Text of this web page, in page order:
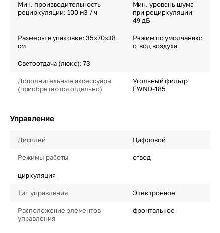
Мин. производительность
рециркуляции: 100 м3 / ч
Мин. уровень шума
при рециркуляции:
49 дБ
Размеры в упаковке: 35х70х38
см
Режим по умолчанию:
отвод воздуха
Светоотдача (люкс): 73
Дополнительные аксессуары
(приобретаются отдельно)
Угольный фильтр
FWND-185
Управление
Дисплей Цифровой
Режимы работы отвод
циркуляция
Тип управления Электронное
Расположение элементов
управления
фронтальное